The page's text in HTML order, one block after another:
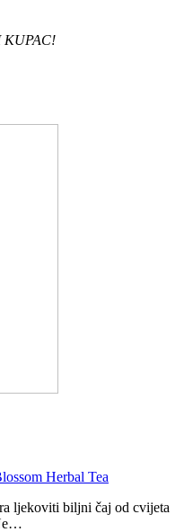
KUPAC!
Herbal Tea
ljekoviti biljni čaj od cvijeta